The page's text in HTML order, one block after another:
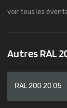
voir tous les
Autres RAL
RAL 200 20 05